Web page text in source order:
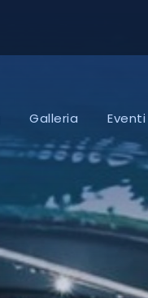
Galleria Eventi